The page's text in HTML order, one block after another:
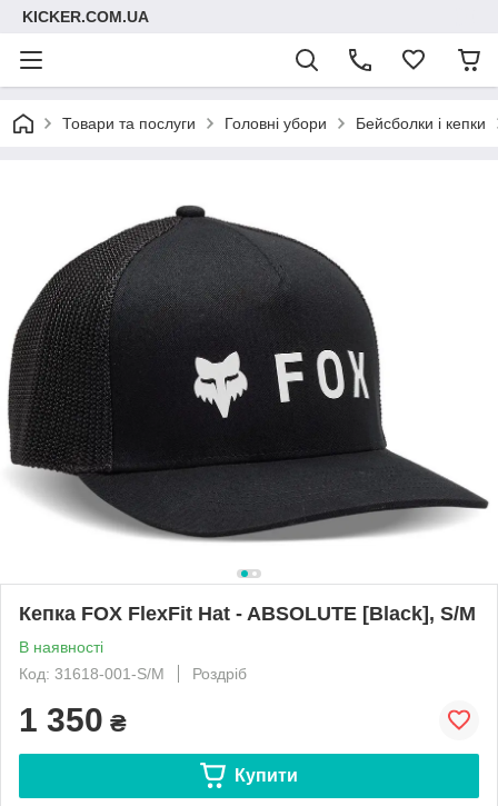
KICKER.COM.UA
Товари та послуги Головні убори Бейсболки і кепки
Кепка FOX FlexFit Hat - ABSOLUTE [Black], S/M
В наявності
Код: 31618-001-S/M
Роздріб
1 350 ₴
Купити